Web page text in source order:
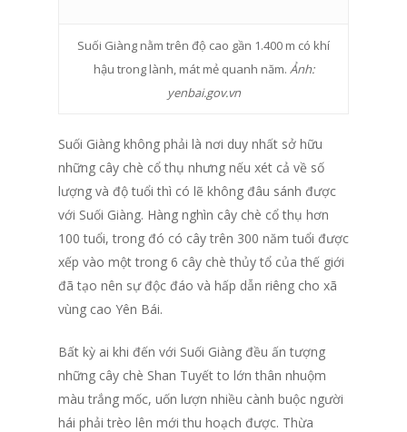
Suối Giàng nằm trên độ cao gần 1.400 m có khí
hậu trong lành, mát mẻ quanh năm. Ảnh:
yenbai.gov.vn
Suối Giàng không phải là nơi duy nhất sở hữu
những cây chè cổ thụ nhưng nếu xét cả về số
lượng và độ tuổi thì có lẽ không đâu sánh được
với Suối Giàng. Hàng nghìn cây chè cổ thụ hơn
100 tuổi, trong đó có cây trên 300 năm tuổi được
xếp vào một trong 6 cây chè thủy tổ của thế giới
đã tạo nên sự độc đáo và hấp dẫn riêng cho xã
vùng cao Yên Bái.
Bất kỳ ai khi đến với Suối Giàng đều ấn tượng
những cây chè Shan Tuyết to lớn thân nhuộm
màu trắng mốc, uốn lượn nhiều cành buộc người
hái phải trèo lên mới thu hoạch được. Thừa